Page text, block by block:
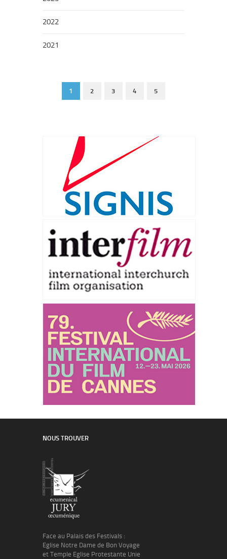
2022
2021
1 2 3 4 5
NOUS TROUVER
Face au Palais des Festivals :
Eglise Notre Dame de Bon Voyage
et Temple Eglise Protestante Unie